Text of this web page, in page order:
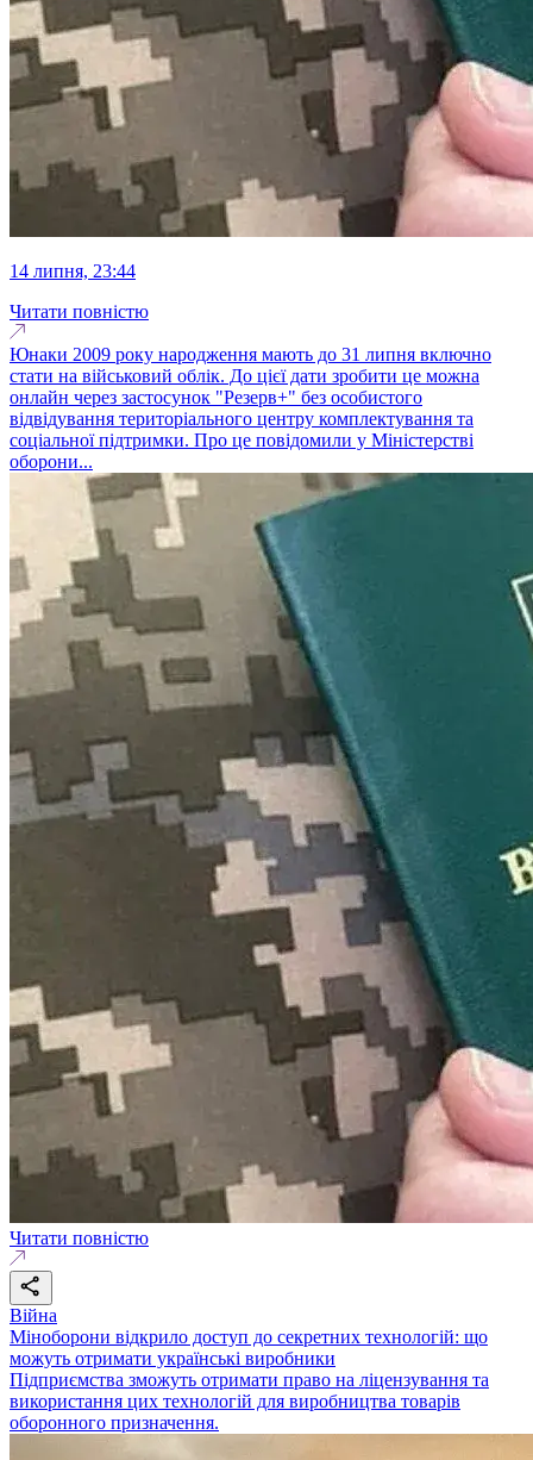
14 липня, 23:44
Читати повністю
Юнаки 2009 року народження мають до 31 липня включно
стати на військовий облік. До цієї дати зробити це можна
онлайн через застосунок "Резерв+" без особистого
відвідування територіального центру комплектування та
соціальної підтримки. Про це повідомили у Міністерстві
оборони...
Читати повністю
Війна
Міноборони відкрило доступ до секретних технологій: що
можуть отримати українські виробники
Підприємства зможуть отримати право на ліцензування та
використання цих технологій для виробництва товарів
оборонного призначення.